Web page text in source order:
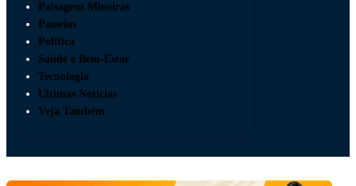
Paisagens Mineiras
Passeios
Política
Saúde e Bem-Estar
Tecnologia
Últimas Notícias
Veja Também